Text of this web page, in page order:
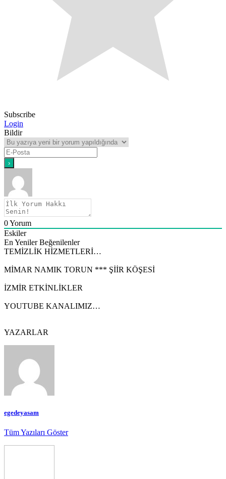
Subscribe
Login
Bildir
0Yorum
Eskiler
En Yeniler Beğenilenler
TEMİZLİK HİZMETLERİ…
MİMAR NAMIK TORUN *** ŞİİR KÖŞESİ
İZMİR ETKİNLİKLER
YOUTUBE KANALIMIZ…
YAZARLAR
egedeyasam
Tüm Yazıları Göster